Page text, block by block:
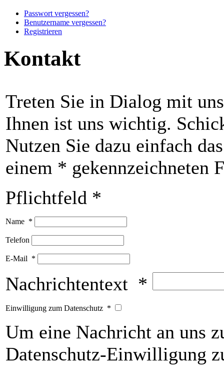
Passwort vergessen?
Benutzername vergessen?
Registrieren
Kontakt
Treten Sie in Dialog mit
Ihnen ist uns wichtig.
Nutzen Sie dazu einfach
einem * gekennzeichneten
Pflichtfeld *
Name *
Telefon
E-Mail *
Nachrichtentext *
Einwilligung zum Datenschutz *
Um eine Nachricht an uns
Datenschutz-Einwilligung